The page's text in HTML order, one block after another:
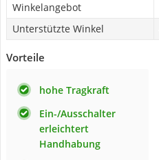
Winkelangebot
Unterstützte Winkel
Vorteile
hohe Tragkraft
Ein-/Ausschalter
erleichtert
Handhabung